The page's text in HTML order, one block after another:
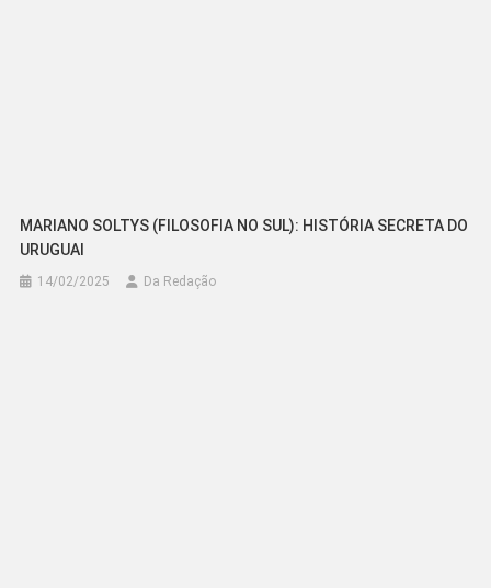
MARIANO SOLTYS (FILOSOFIA NO SUL): HISTÓRIA SECRETA DO
URUGUAI
14/02/2025 Da Redação